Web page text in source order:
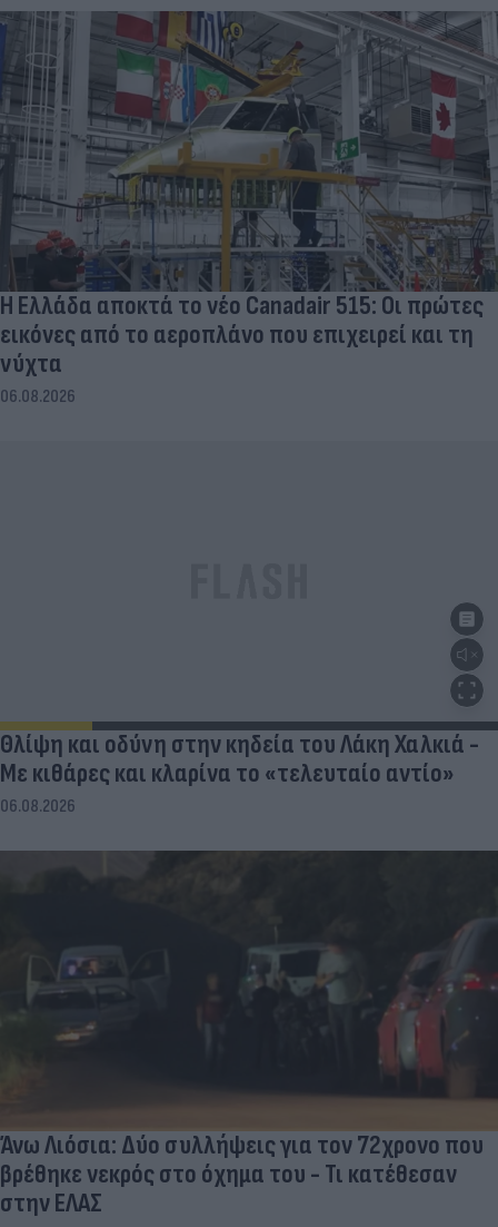
Η Ελλάδα αποκτά το νέο Canadair 515: Οι πρώτες
εικόνες από το αεροπλάνο που επιχειρεί και τη
νύχτα
06.08.2026
Θλίψη και οδύνη στην κηδεία του Λάκη Χαλκιά -
Με κιθάρες και κλαρίνα το «τελευταίο αντίο»
06.08.2026
Άνω Λιόσια: Δύο συλλήψεις για τον 72χρονο που
βρέθηκε νεκρός στο όχημα του - Τι κατέθεσαν
στην ΕΛΑΣ